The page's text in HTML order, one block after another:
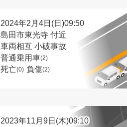
2024年2月4日(日)09:50
島田市東光寺 付近
車両相互 小破事故
普通乗用車(2)
死亡(0) 負傷(2)
2023年11月9日(木)09:10